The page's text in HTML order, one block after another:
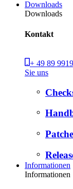
Downloads
Downloads
Kontakt
+ 49 89
Sie uns
Informationen
Informationen